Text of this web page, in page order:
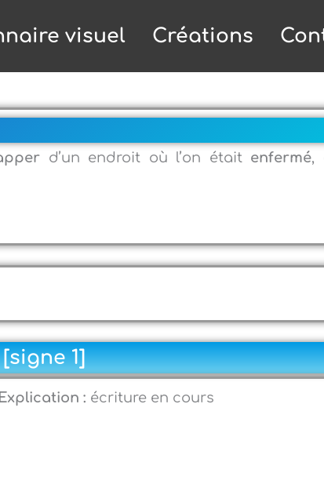
visuel Créations
d’un endroit où l’on était enfermé,
1]
Explication : écriture en cours